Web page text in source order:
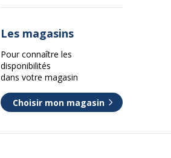
Les magasins
Pour connaître les
disponibilités
dans votre magasin
Choisir mon magasin